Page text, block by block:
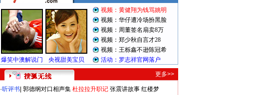
更多>>
·听评书 郭德纲对口相声集 杜拉拉升职记 张震讲故事 红楼梦